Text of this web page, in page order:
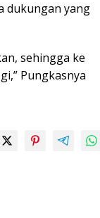
dukungan yang
sehingga ke
Pungkasnya